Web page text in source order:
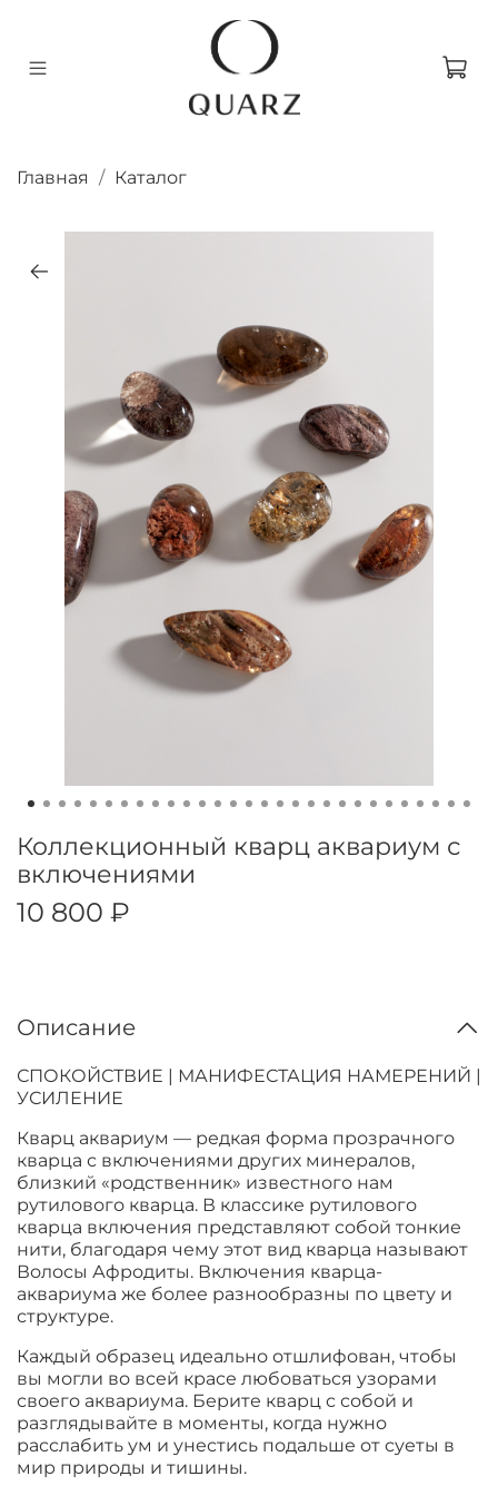
Главная Каталог
Коллекционный кварц аквариум с
включениями
10 800 ₽
Описание
СПОКОЙСТВИЕ | МАНИФЕСТАЦИЯ НАМЕРЕНИЙ |
УСИЛЕНИЕ
Кварц аквариум — редкая форма прозрачного
кварца с включениями других минералов,
близкий «родственник» известного нам
рутилового кварца. В классике рутилового
кварца включения представляют собой тонкие
нити, благодаря чему этот вид кварца называют
Волосы Афродиты. Включения кварца-
аквариума же более разнообразны по цвету и
структуре.
Каждый образец идеально отшлифован, чтобы
вы могли во всей красе любоваться узорами
своего аквариума. Берите кварц с собой и
разглядывайте в моменты, когда нужно
расслабить ум и унестись подальше от суеты в
мир природы и тишины.